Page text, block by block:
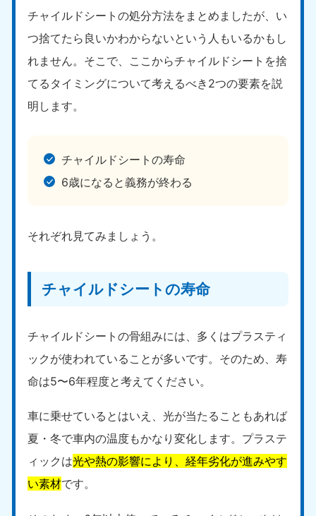
チャイルドシートの処分方法をまとめましたが、い
つ捨てたら良いかわからないという人もいるかもし
れません。そこで、ここからチャイルドシートを捨
てるタイミングについて考えるべき2つの要素を説
明します。
チャイルドシートの寿命
6歳になると義務が終わる
それぞれ見てみましょう。
チャイルドシートの寿命
チャイルドシートの骨組みには、多くはプラスティ
ックが使われていることが多いです。そのため、寿
命は5〜6年程度と考えてください。
車に乗せているとはいえ、光が当たることもあれば
夏・冬で車内の温度もかなり変化します。プラステ
ィックは光や熱の影響により、経年劣化が進みやす
い素材です。